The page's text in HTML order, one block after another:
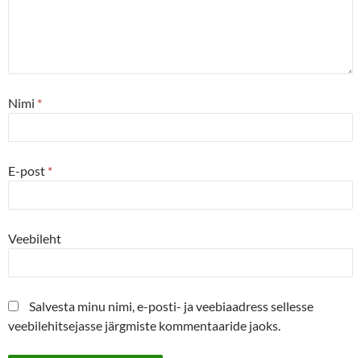
Nimi *
E-post *
Veebileht
Salvesta minu nimi, e-posti- ja veebiaadress sellesse
veebilehitsejasse järgmiste kommentaaride jaoks.